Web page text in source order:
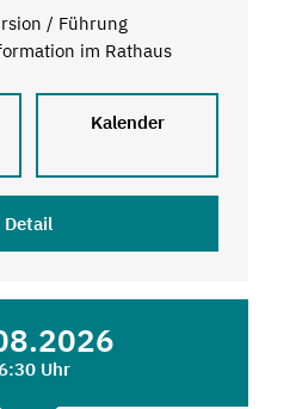
/ Führung
im Rathaus
Kalender
Detail
Uhr